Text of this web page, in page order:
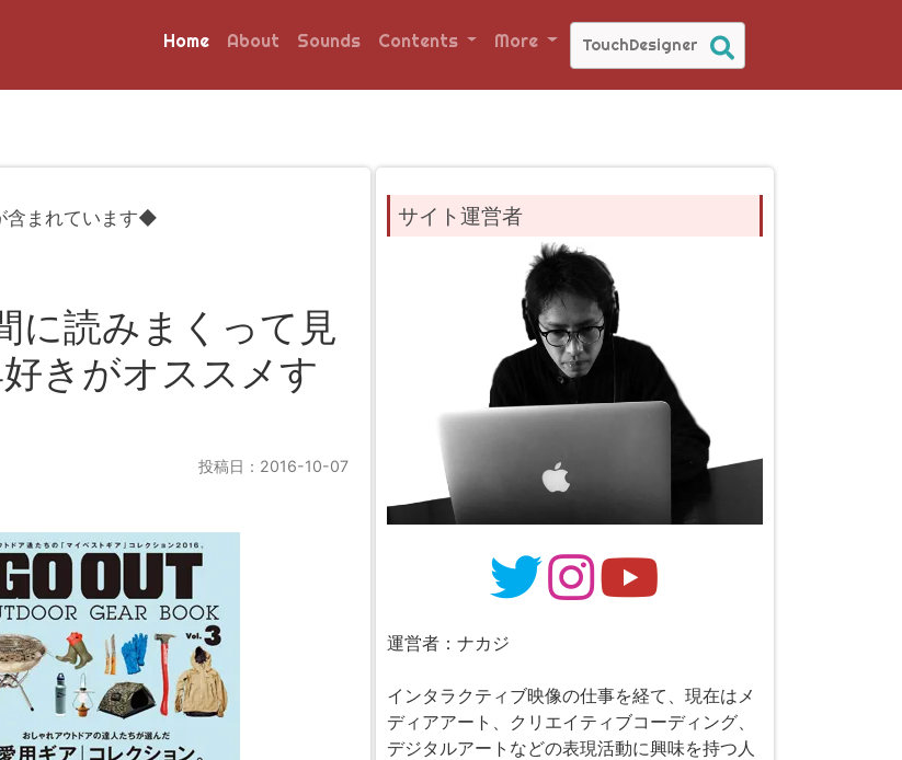
Home About Sounds Contents More
含まれています◆
に読みまくって見
きがオススメす
投稿日：2016-10-07
サイト運営者
運営者：ナカジ
インタラクティブ映像の仕事を経て、現在はメ
ディアアート、クリエイティブコーディング、
デジタルアートなどの表現活動に興味を持つ人